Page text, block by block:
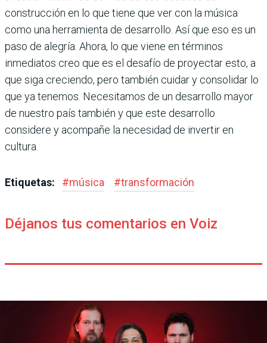
construcción en lo que tiene que ver con la música
como una herramienta de desarrollo. Así que eso es un
paso de alegría. Ahora, lo que viene en términos
inmediatos creo que es el desafío de proyectar esto, a
que siga creciendo, pero también cuidar y consolidar lo
que ya tenemos. Necesitamos de un desarrollo mayor
de nuestro país también y que este desarrollo
considere y acompañe la necesidad de invertir en
cultura.
Etiquetas: #música #transformación
Déjanos tus comentarios en Voiz